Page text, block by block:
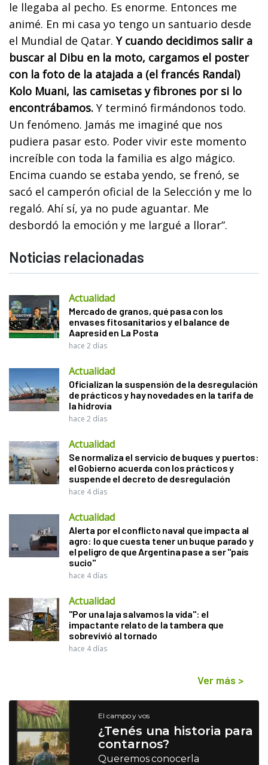
le llegaba al pecho. Es enorme. Entonces me
animé. En mi casa yo tengo un santuario desde
el Mundial de Qatar.Y cuando decidimos salir a
buscar al Dibu en la moto, cargamos el poster
con la foto de la atajada a (el francés Randal)
Kolo Muani, las camisetas y fibrones por si lo
encontrábamos. Y terminó firmándonos todo.
Un fenómeno. Jamás me imaginé que nos
pudiera pasar esto. Poder vivir este momento
increíble con toda la familia es algo mágico.
Encima cuando se estaba yendo, se frenó, se
sacó el camperón oficial de la Selección y me lo
regaló. Ahí sí, ya no pude aguantar. Me
desbordó la emoción y me largué a llorar”.
Noticias relacionadas
Actualidad
Mercado de granos, qué pasa con los
envases fitosanitarios y el balance de
Aapresid en La Posta
hace 2 días
Actualidad
Oficializan la suspensión de la desregulación
de prácticos y hay novedades en la tarifa de
la hidrovía
hace 2 días
Actualidad
Se normaliza el servicio de buques y puertos:
el Gobierno acuerda con los prácticos y
suspende el decreto de desregulación
hace 4 días
Actualidad
Alerta por el conflicto naval que impacta al
agro: lo que cuesta tener un buque parado y
el peligro de que Argentina pase a ser "país
sucio"
hace 4 días
Actualidad
"Por una laja salvamos la vida": el
impactante relato de la tambera que
sobrevivió al tornado
hace 4 días
Ver más >
El campo y vos
¿Tenés una historia para
contarnos?
Queremos conocerla